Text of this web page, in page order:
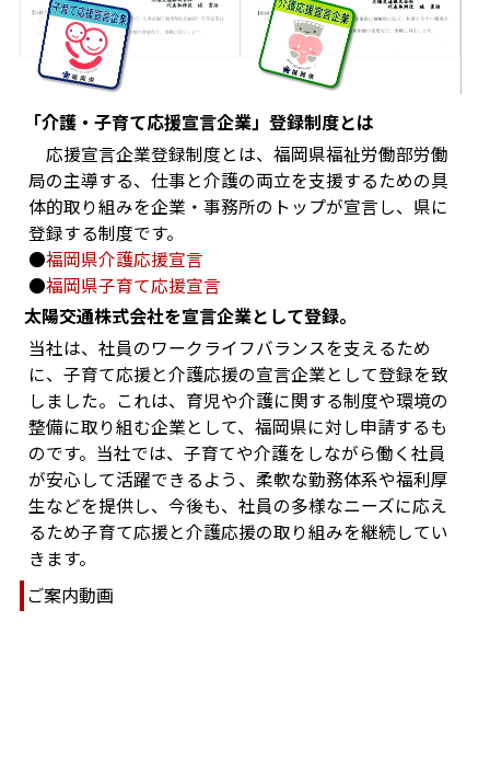
「介護・子育て応援宣言企業」登録制度とは
応援宣言企業登録制度とは、福岡県福祉労働部労働
局の主導する、仕事と介護の両立を支援するための具
体的取り組みを企業・事務所のトップが宣言し、県に
登録する制度です。
●福岡県介護応援宣言
●福岡県子育て応援宣言
太陽交通株式会社を宣言企業として登録。
当社は、社員のワークライフバランスを支えるため
に、子育て応援と介護応援の宣言企業として登録を致
しました。これは、育児や介護に関する制度や環境の
整備に取り組む企業として、福岡県に対し申請するも
のです。当社では、子育てや介護をしながら働く社員
が安心して活躍できるよう、柔軟な勤務体系や福利厚
生などを提供し、今後も、社員の多様なニーズに応え
るため子育て応援と介護応援の取り組みを継続してい
きます。
ご案内動画